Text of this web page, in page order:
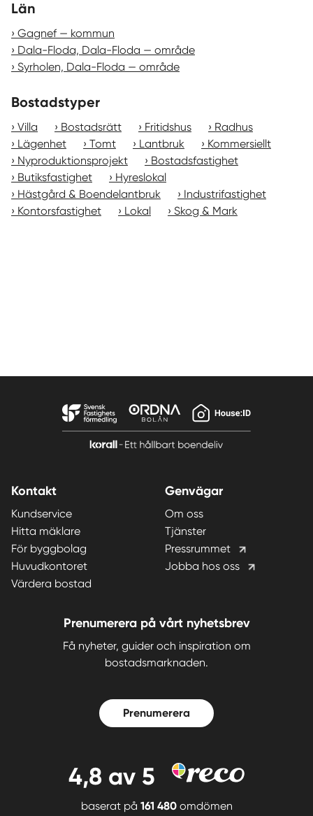
Län
Gagnef — kommun
Dala-Floda, Dala-Floda — område
Syrholen, Dala-Floda — område
Bostadstyper
Villa Bostadsrätt Fritidshus
Radhus
Lägenhet
Tomt Lantbruk
Kommersiellt
Nyproduktionsprojekt
Bostadsfastighet
Butiksfastighet
Hyreslokal
Hästgård & Boendelantbruk
Industrifastighet
Kontorsfastighet
Lokal Skog & Mark
Kontakt
Kundservice
Hitta mäklare
För byggbolag
Huvudkontoret
Värdera bostad
Genvägar
Om oss
Tjänster
Pressrummet
Jobba hos oss
Prenumerera på vårt nyhetsbrev
Få nyheter, guider och inspiration om
bostadsmarknaden.
Prenumerera
4,8 av 5
baserat på 161 480omdömen